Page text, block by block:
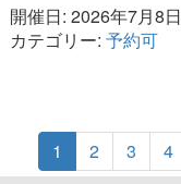
開催日: 2026年7月8日
カテゴリー: 予約可
1 2 3 4